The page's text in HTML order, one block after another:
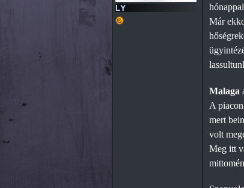
LY
Már
Malaga
A
mert
volt
Meg itt